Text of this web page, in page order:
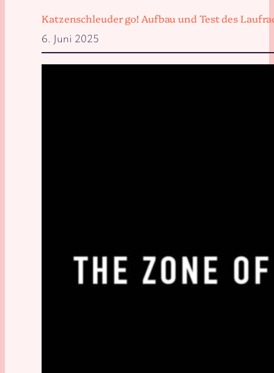
Katzenschleuder go! Aufbau und Test des
6. Juni 2025